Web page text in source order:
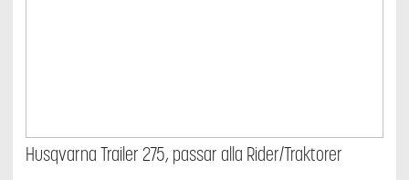
Husqvarna Trailer 275, passar alla Rider/Traktorer